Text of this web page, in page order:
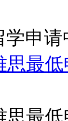
申
思最
思最